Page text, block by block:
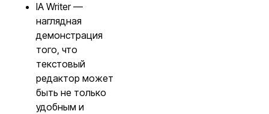
IA Writer —
наглядная
демонстрация
того, что
текстовый
редактор может
быть не только
удобным и